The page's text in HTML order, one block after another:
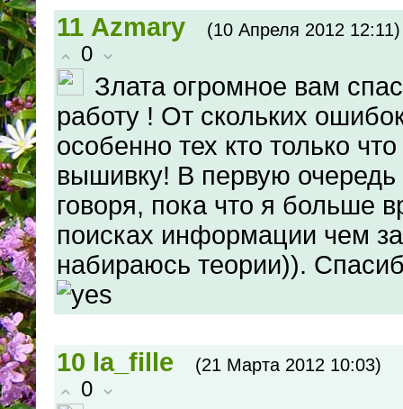
11 Azmary (10 Апреля 2012 12:11)
0
Злата огромное вам
работу ! От скольких
особенно тех кто только
вышивку! В первую
говоря, пока что я больше
поисках информации чем за
набираюсь теории)).
10 la_fille (21 Марта 2012 10:03)
0